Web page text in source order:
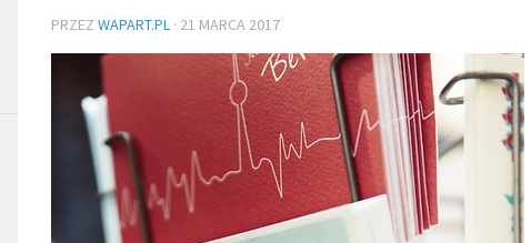
PRZEZ WAPART.PL · 21 MARCA 2017